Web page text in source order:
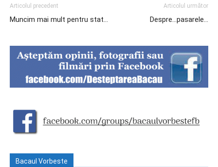
Articolul precedent
Muncim mai mult pentru stat…
Articolul următor
Despre…pasarele…
Bacaul Vorbeste